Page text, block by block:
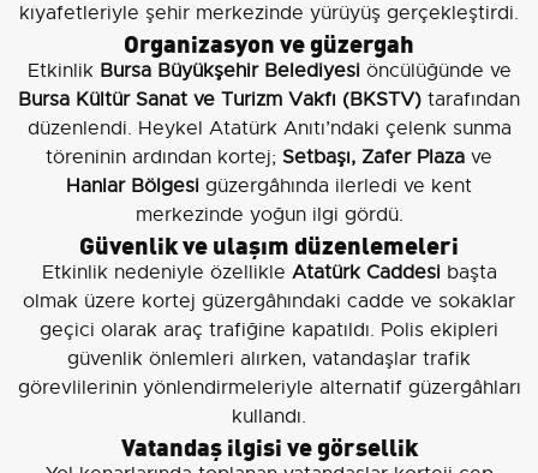
kıyafetleriyle şehir merkezinde yürüyüş gerçekleştirdi.
Organizasyon ve güzergah
Etkinlik Bursa Büyükşehir Belediyesiöncülüğünde ve
Bursa Kültür Sanat ve Turizm Vakfı (BKSTV) tarafından
düzenlendi. Heykel Atatürk Anıtı’ndaki çelenk sunma
töreninin ardından kortej; Setbaşı, Zafer Plaza ve
Hanlar Bölgesi güzergâhında ilerledi ve kent
merkezinde yoğun ilgi gördü.
Güvenlik ve ulaşım düzenlemeleri
Etkinlik nedeniyle özellikle Atatürk Caddesibaşta
olmak üzere kortej güzergâhındaki cadde ve sokaklar
geçici olarak araç trafiğine kapatıldı. Polis ekipleri
güvenlik önlemleri alırken, vatandaşlar trafik
görevlilerinin yönlendirmeleriyle alternatif güzergâhları
kullandı.
Vatandaş ilgisi ve görsellik